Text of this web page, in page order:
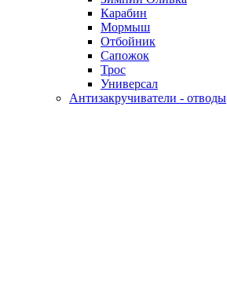
Карабин
Мормыш
Отбойник
Сапожок
Трос
Универсал
Антизакручиватели - отводы